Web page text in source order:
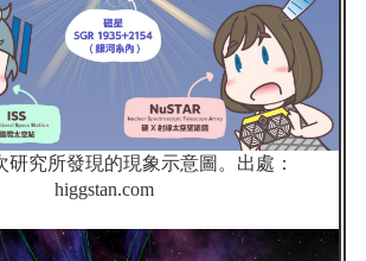
研究所發現的現象示意圖。出處：
higgstan.com